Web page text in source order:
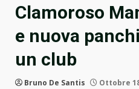
Clamoroso
e nuova
un club
Bruno De Santis Ottobre